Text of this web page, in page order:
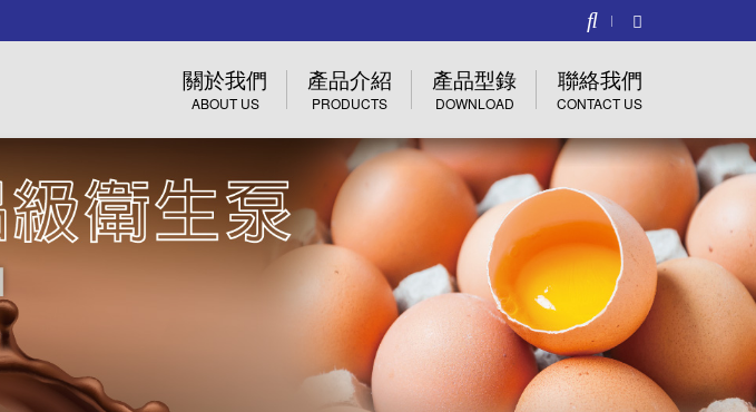
關於我們
ABOUT US
品牌策略
產品介紹
PRODUCTS
BPE專區
3A 專區
食品級衛生泵浦
全不鏽鋼水泵浦
恆壓變頻套裝組
維修服務
產品型錄
DOWNLOAD
JVP_JC衛生級離心泵浦
JVP_JS衛生級自吸泵浦
JVP_ZS雙螺桿泵
JVP_JSP衛生級高剪切泵
JVP_FC(大流量)衛生級離心泵浦
JVP_ KL衛生級轉子泵
聯絡我們
CONTACT US
產品詢問
聯絡我們
異業結盟
其他問題